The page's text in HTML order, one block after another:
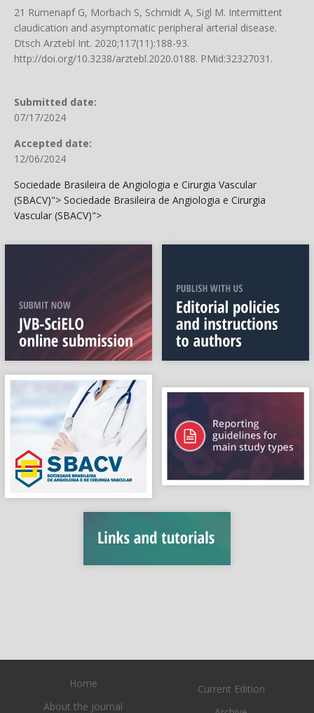
21 Rümenapf G, Morbach S, Schmidt A, Sigl M. Intermittent
claudication and asymptomatic peripheral arterial disease.
Dtsch Arztebl Int. 2020;117(11):188-93.
http://doi.org/10.3238/arztebl.2020.0188. PMid:32327031.
Submitted date:
07/17/2024
Accepted date:
12/06/2024
Sociedade Brasileira de Angiologia e Cirurgia Vascular
(SBACV)"> Sociedade Brasileira de Angiologia e Cirurgia
Vascular (SBACV)">
Home
About the Journal
Current Edition